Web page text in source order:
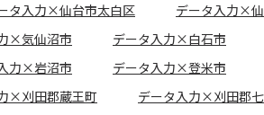
タ入力×仙台市太白区 データ入力×
×気仙沼市 データ入力×白石市
力×岩沼市 データ入力×登米市
×刈田郡蔵王町 データ入力×刈田郡